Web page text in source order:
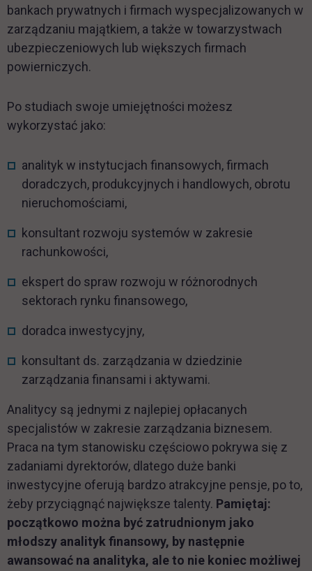
bankach prywatnych i firmach wyspecjalizowanych w
zarządzaniu majątkiem, a także w towarzystwach
ubezpieczeniowych lub większych firmach
powierniczych.
Po studiach swoje umiejętności możesz
wykorzystać jako:
analityk w instytucjach finansowych, firmach
doradczych, produkcyjnych i handlowych, obrotu
nieruchomościami,
konsultant rozwoju systemów w zakresie
rachunkowości,
ekspert do spraw rozwoju w różnorodnych
sektorach rynku finansowego,
doradca inwestycyjny,
konsultant ds. zarządzania w dziedzinie
zarządzania finansami i aktywami.
Analitycy są jednymi z najlepiej opłacanych
specjalistów w zakresie zarządzania biznesem.
Praca na tym stanowisku częściowo pokrywa się z
zadaniami dyrektorów, dlatego duże banki
inwestycyjne oferują bardzo atrakcyjne pensje, po to,
żeby przyciągnąć największe talenty. Pamiętaj:
początkowo można być zatrudnionym jako
młodszy analityk finansowy, by następnie
awansować na analityka, ale to nie koniec możliwej